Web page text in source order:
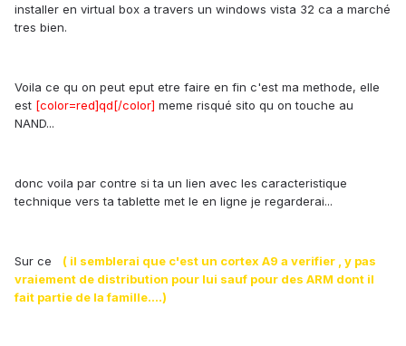
installer en virtual box a travers un windows vista 32 ca a marché
tres bien.
Voila ce qu on peut eput etre faire en fin c'est ma methode, elle
est [color=red]qd[/color] meme risqué sito qu on touche au
NAND...
donc voila par contre si ta un lien avec les caracteristique
technique vers ta tablette met le en ligne je regarderai...
Sur ce ( il semblerai que c'est un cortex A9 a verifier , y pas
vraiement de distribution pour lui sauf pour des ARM dont il
fait partie de la famille....)